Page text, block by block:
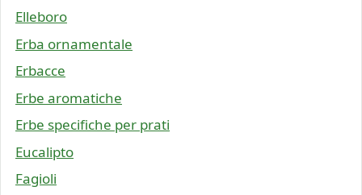
Elleboro
Erba ornamentale
Erbacce
Erbe aromatiche
Erbe specifiche per prati
Eucalipto
Fagioli